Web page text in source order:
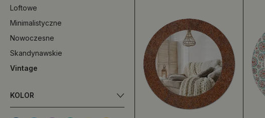
Loftowe
Minimalistyczne
Nowoczesne
Skandynawskie
Vintage
KOLOR